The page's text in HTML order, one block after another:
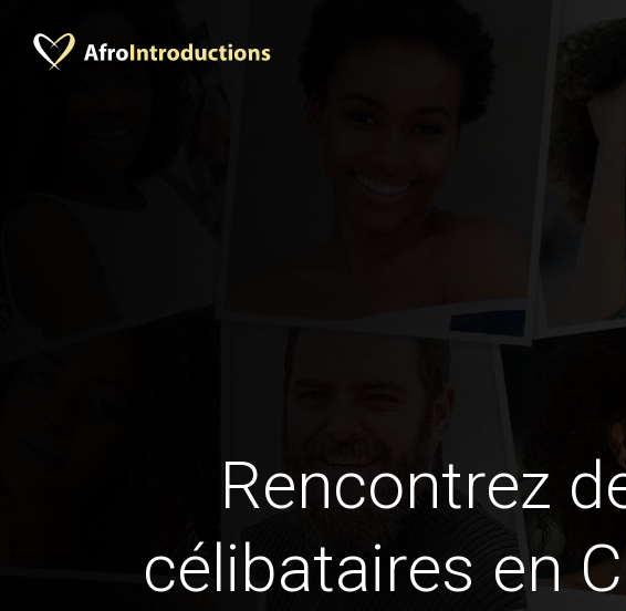
Rencontrez
célibataires en